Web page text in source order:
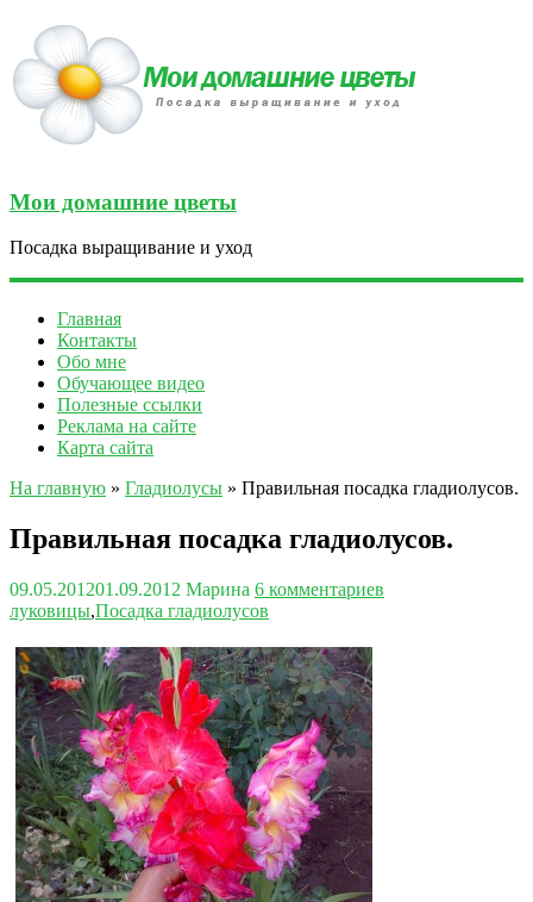
Мои домашние цветы
Посадка выращивание и уход
Главная
Контакты
Обо мне
Обучающее видео
Полезные ссылки
Реклама на сайте
Карта сайта
На главную » Гладиолусы » Правильная посадка гладиолусов.
Правильная посадка гладиолусов.
09.05.201201.09.2012 Марина 6 комментариев
луковицы,Посадка гладиолусов